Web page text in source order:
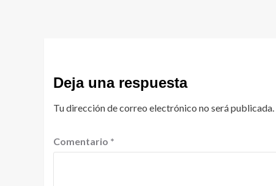
Deja una respuesta
Tu dirección de correo electrónico no será publicada.
Comentario *